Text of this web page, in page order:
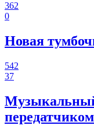
362
0
Новая
542
37